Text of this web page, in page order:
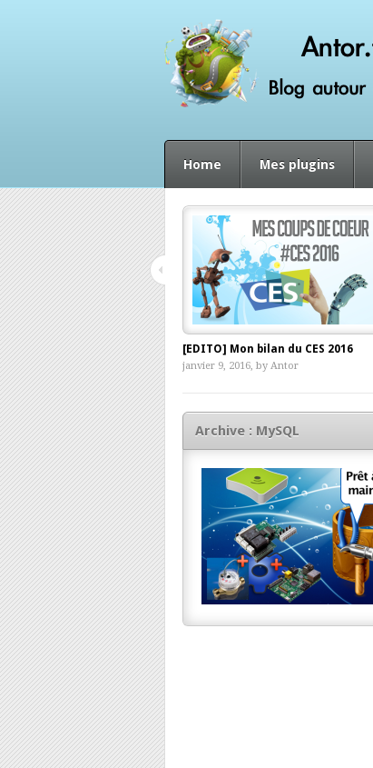
Home Mes plugins
[EDITO] Mon bilan du CES 2016
janvier 9, 2016, by Antor
Archive : MySQL